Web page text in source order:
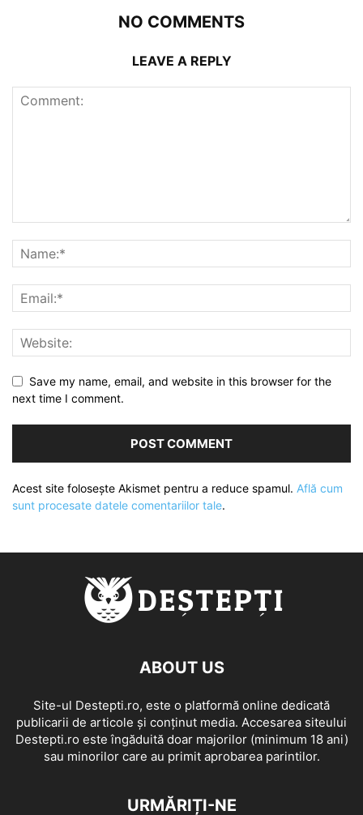
NO COMMENTS
LEAVE A REPLY
Save my name, email, and website in this browser for the
next time I comment.
Acest site folosește Akismet pentru a reduce spamul. Află cum
sunt procesate datele comentariilor tale.
ABOUT US
Site-ul Destepti.ro, este o platformă online dedicată
publicarii de articole și conținut media. Accesarea siteului
Destepti.ro este îngăduită doar majorilor (minimum 18 ani)
sau minorilor care au primit aprobarea parintilor.
URMĂRIȚI-NE